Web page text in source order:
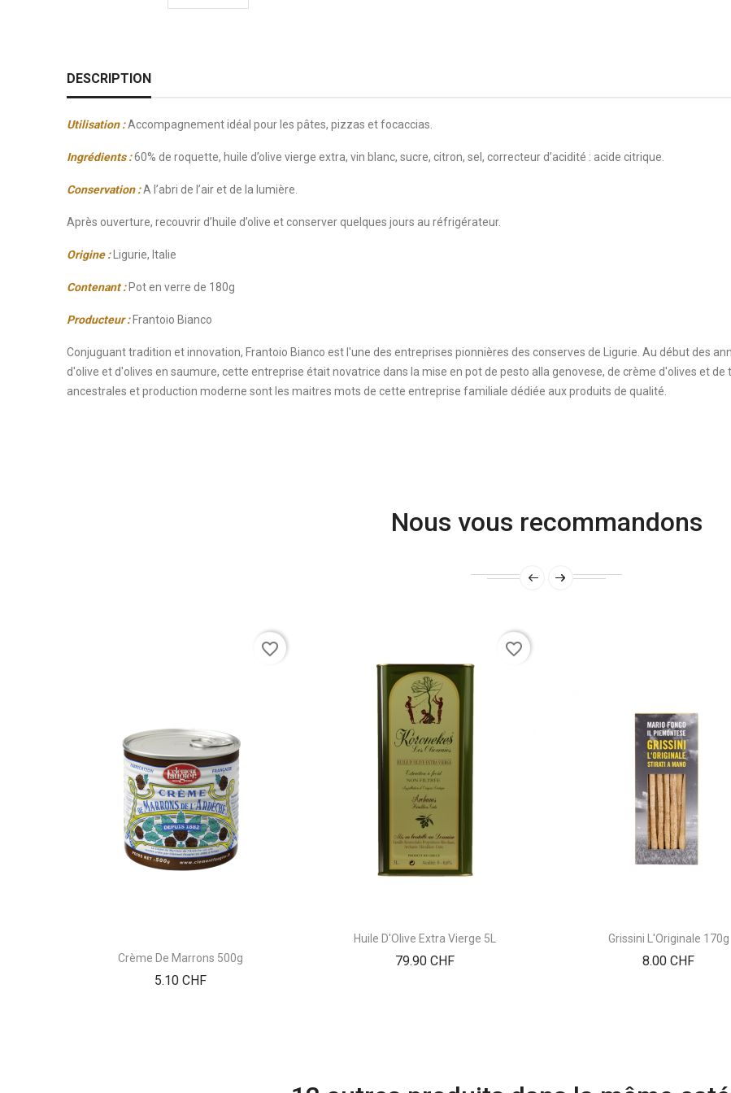
DESCRIPTION
Utilisation :Accompagnement idéal pour les pâtes, pizzas et focaccias.
Ingrédients :60% de roquette, huile d’olive vierge extra, vin blanc, sucre, citron, sel, correcteur d’acidité : acide citrique.
Conservation :A l’abri de l’air et de la lumière.
Après ouverture, recouvrir d’huile d’olive et conserver quelques jours au réfrigérateur.
Origine :Ligurie, Italie
Contenant :Pot en verre de 180g
Producteur : Frantoio Bianco
Conjuguant tradition et innovation, Frantoio Bianco est l'une des entreprises pionnières des conserves de Ligurie. Au début des
d'olive et d'olives en saumure, cette entreprise était novatrice dans la mise en pot de pesto alla genovese, de crème d'olives et
ancestrales et production moderne sont les maitres mots de cette entreprise familiale dédiée aux produits de qualité.
Nous vous recommandons
Crème De Marrons 500g
5.10 CHFPrix
favorite_border
Huile D'Olive Extra Vierge 5L
79.90 CHFPrix
favorite_border
Grissini L'Originale 170g
8.00 CHFPrix